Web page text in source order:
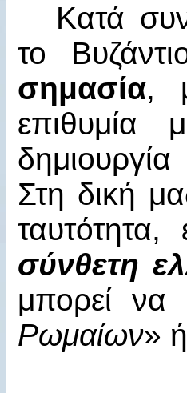
Κατά
το
σημασία,
επιθυμία
Στη δική
σύνθετη
μπορεί να
Ρωμαίων»